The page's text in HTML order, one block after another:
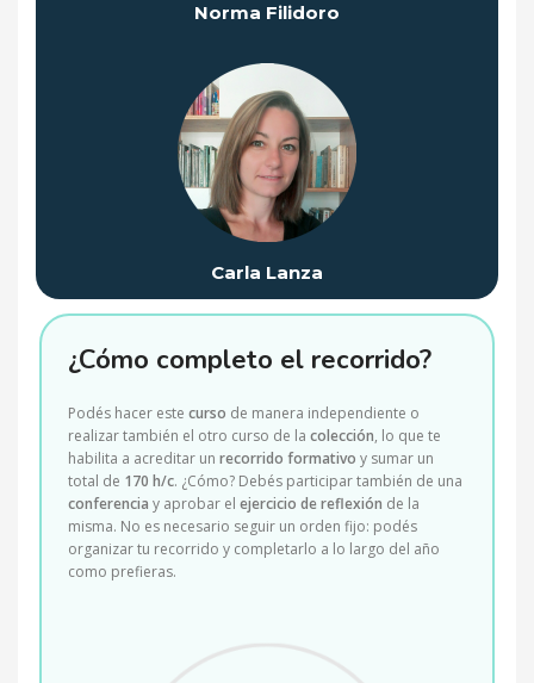
Norma Filidoro
Carla Lanza
¿Cómo completo el recorrido?
Podés hacer este curso de manera independiente o
realizar también el otro curso de la colección, lo que te
habilita a acreditar un recorrido formativo y sumar un
total de 170 h/c. ¿Cómo? Debés participar también de una
conferencia y aprobar el ejercicio de reflexión de la
misma. No es necesario seguir un orden fijo: podés
organizar tu recorrido y completarlo a lo largo del año
como prefieras.